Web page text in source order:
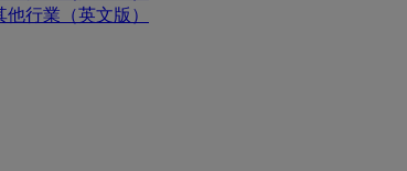
他行業（英文版）